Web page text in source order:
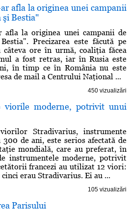
afla la originea unei campanii
Bestia"
afla la originea unei campanii de
Precizarea este făcută pe
câteva ore în urmă, coaliţia făcea
a fost retras, iar în Rusia este
în timp ce în România nu este
de mail a Centrului Naţional ...
450 vizualizări
viorile moderne, potrivit unui
Stradivarius, instrumente
de ani, este serios afectată de
mondială, care au preferat, în
instrumentele moderne, potrivit
francezi au utilizat 12 viori:
erau Stradivarius. Ei au ...
105 vizualizări
Parisului